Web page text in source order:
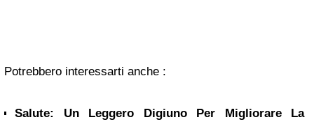
Potrebbero interessarti anche :
Salute: Un Leggero Digiuno Per Migliorare La